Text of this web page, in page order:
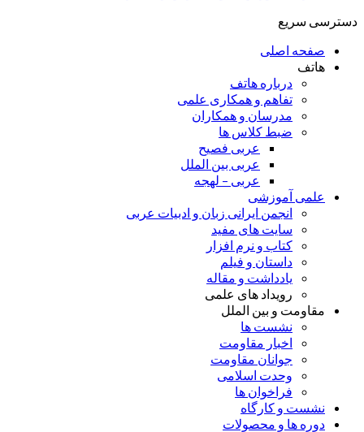
دسترسی سریع
صفحه اصلی
هاتف
درباره هاتف
تفاهم و همکاری علمی
مدرسان و همکاران
ضبط کلاس ها
عربی فصیح
عربی بین الملل
عربی – لهجه
علمی آموزشی
انجمن ایرانی زبان و ادبیات عربی
سایت های مفید
کتاب و نرم افزار
داستان و فیلم
یادداشت و مقاله
رویداد های علمی
مقاومت و بین الملل
نشست ها
اخبار مقاومت
جوانان مقاومت
وحدت اسلامی
فراخوان ها
نشست و کارگاه
دوره ها و محصولات